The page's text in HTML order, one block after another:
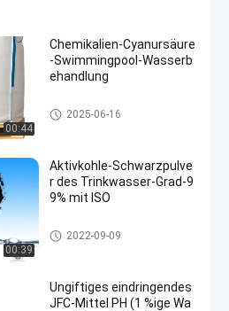
00:44
Chemikalien-Cyanursäure
-Swimmingpool-Wasserb
ehandlung
Chemikalien zur Wasseraufbe
reitung
2025-06-16
00:39
Aktivkohle-Schwarzpulve
r des Trinkwasser-Grad-9
9% mit ISO
Chemikalien zur Wasseraufbe
reitung
2022-09-09
Ungiftiges eindringendes
JFC-Mittel PH (1 %ige Wa